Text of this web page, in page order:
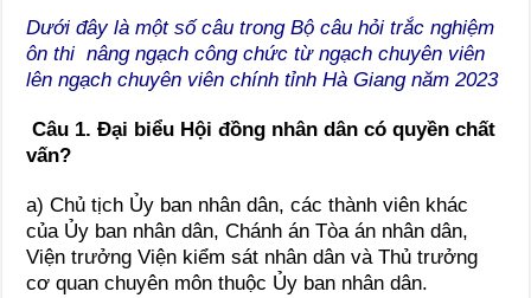
Dưới đây là một số câu trong Bộ câu hỏi trắc nghiệm
ôn thi nâng ngạch công chức từ ngạch chuyên viên
lên ngạch chuyên viên chính tỉnh Hà Giang năm 2023
Câu 1. Đại biểu Hội đồng nhân dân có quyền chất
vấn?
a) Chủ tịch Ủy ban nhân dân, các thành viên khác
của Ủy ban nhân dân, Chánh án Tòa án nhân dân,
Viện trưởng Viện kiểm sát nhân dân và Thủ trưởng
cơ quan chuyên môn thuộc Ủy ban nhân dân.